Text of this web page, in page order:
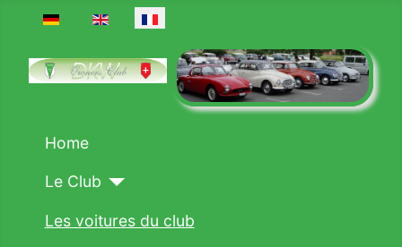
Sélectionnez votre langue
Home
Le Club
Les voitures du club